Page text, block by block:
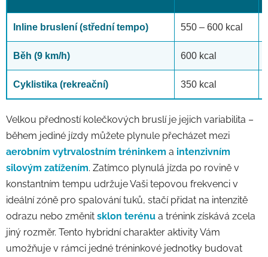
Inline bruslení (střední tempo) 550 – 600 kcal
Běh (9 km/h) 600 kcal
Cyklistika (rekreační) 350 kcal
Velkou předností kolečkových bruslí je jejich variabilita –
během jediné jízdy můžete plynule přecházet mezi
aerobním vytrvalostním tréninkem a intenzivním
silovým zatížením. Zatímco plynulá jízda po rovině v
konstantním tempu udržuje Vaši tepovou frekvenci v
ideální zóně pro spalování tuků, stačí přidat na intenzitě
odrazu nebo změnit sklon terénu a trénink získává zcela
jiný rozměr. Tento hybridní charakter aktivity Vám
umožňuje v rámci jedné tréninkové jednotky budovat